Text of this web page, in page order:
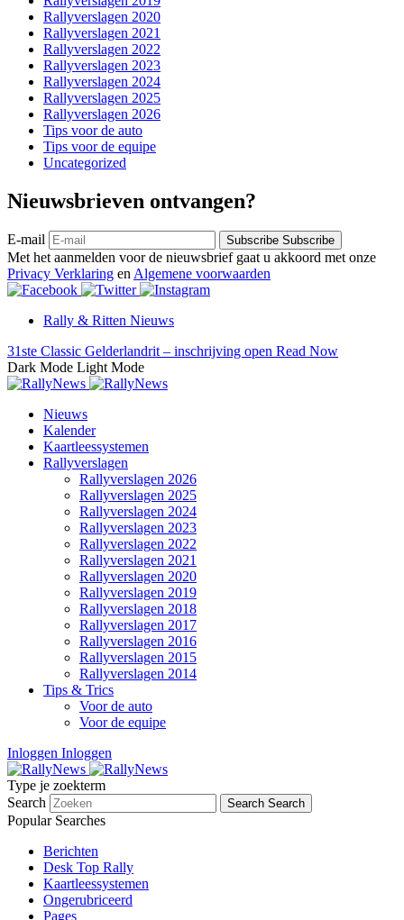
Rallyverslagen 2020
Rallyverslagen 2021
Rallyverslagen 2022
Rallyverslagen 2023
Rallyverslagen 2024
Rallyverslagen 2025
Rallyverslagen 2026
Tips voor de auto
Tips voor de equipe
Uncategorized
Nieuwsbrieven ontvangen?
E-mail Subscribe Subscribe
Met het aanmelden voor de nieuwsbrief gaat u akkoord met onze
Privacy Verklaring enAlgemene voorwaarden
Rally & Ritten Nieuws
31ste Classic Gelderlandrit – inschrijving open Read Now
Dark Mode Light Mode
Nieuws
Kalender
Kaartleessystemen
Rallyverslagen
Rallyverslagen 2026
Rallyverslagen 2025
Rallyverslagen 2024
Rallyverslagen 2023
Rallyverslagen 2022
Rallyverslagen 2021
Rallyverslagen 2020
Rallyverslagen 2019
Rallyverslagen 2018
Rallyverslagen 2017
Rallyverslagen 2016
Rallyverslagen 2015
Rallyverslagen 2014
Tips & Trics
Voor de auto
Voor de equipe
Inloggen Inloggen
Type je zoekterm
Search
Search Search
Popular Searches
Berichten
Desk Top Rally
Kaartleessystemen
Ongerubriceerd
Pages